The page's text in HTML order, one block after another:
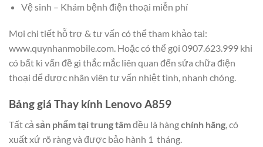
Vệ sinh – Khám bệnh điện thoại miễn phí
Mọi chi tiết hỗ trợ & tư vấn có thể tham khảo tại:
www.quynhanmobile.com. Hoặc có thể gọi 0907.623.999 khi
có bất kì vấn đề gì thắc mắc liên quan đến sửa chữa điện
thoại để được nhân viên tư vấn nhiệt tình, nhanh chóng.
Bảng giá Thay kính Lenovo A859
Tất cả sản phẩm tại trung tâmđều là hàngchính hãng , có
xuất xứ rõ ràng và được bảo hành 1 tháng.